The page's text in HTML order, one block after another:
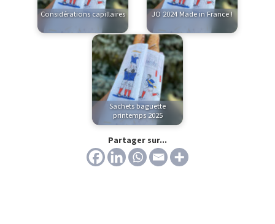
Considérations capillaires JO 2024 Made in France !
Sachets baguette
printemps 2025
Partager sur...